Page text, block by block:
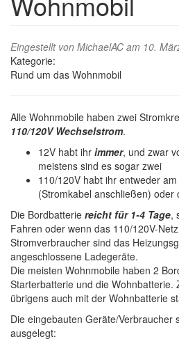
Eingestellt von MichaelAC am 10.
Kategorie:
Rund um das Wohnmobil
Alle Wohnmobile haben zwei
110/120V Wechselstrom.
12V habt ihr immer, und zwar
meistens sind es sogar zwei
110/120V habt ihr entweder
(Stromkabel anschließen) oder
Die Bordbatterie reicht für 1-4 Tage,
Fahren oder wenn das 110/120V-
Stromverbraucher sind das
angeschlossene Ladegeräte.
Die meisten Wohnmobile haben 2
Starterbatterie und die Wohnbatterie.
übrigens auch mit der Wohnbatterie
Die eingebauten Geräte/Verbraucher
ausgelegt: